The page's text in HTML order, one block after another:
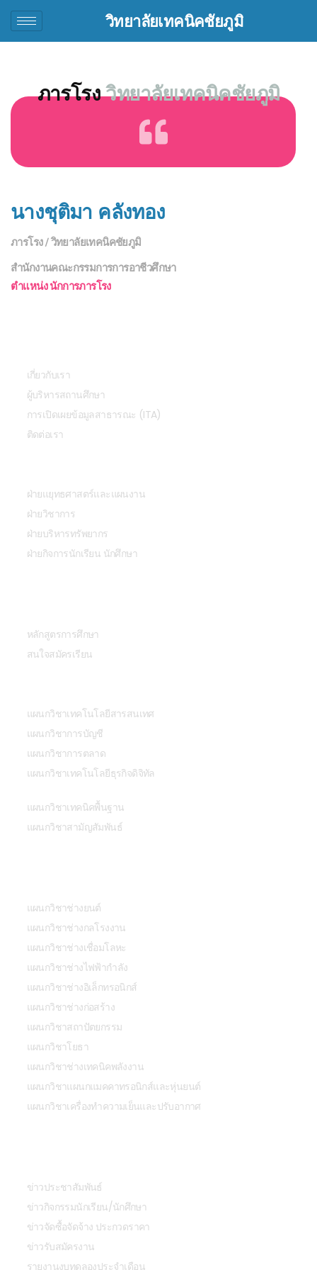
วิทยาลัยเทคนิคชัยภูมิ
ภารโรง วิทยาลัยเทคนิคชัยภูมิ
นางชุติมา คลังทอง
ภารโรง / วิทยาลัยเทคนิคชัยภูมิ
สำนักงานคณะกรรมการการอาชีวศึกษา
ตำแหน่ง นักการภารโรง
เกี่ยวกับเรา
ผู้บริหารสถานศึกษา
การเปิดเผยข้อมูลสาธารณะ (ITA)
ติดต่อเรา
ฝ่ายแยุทธศาสตร์และแผนงาน
ฝ่ายวิชาการ
ฝ่ายบริหารทรัพยากร
ฝ่ายกิจการนักเรียน นักศึกษา
หลักสูตรการศึกษา
สนใจสมัครเรียน
แผนกวิชาเทคโนโลยีสารสนเทศ
แผนกวิชาการบัญชี
แผนกวิชาการตลาด
แผนกวิชาเทคโนโลยีธุรกิจดิจิทัล
แผนกวิชาเทคนิคพื้นฐาน
แผนกวิชาสามัญสัมพันธ์
แผนกวิชาช่างยนต์
แผนกวิชาช่างกลโรงงาน
แผนกวิชาช่างเชื่อมโลหะ
แผนกวิชาช่างไฟฟ้ากำลัง
แผนกวิชาช่างอิเล็กทรอนิกส์
แผนกวิชาช่างก่อสร้าง
แผนกวิชาสถาปัตยกรรม
แผนกวิชาโยธา
แผนกวิชาช่างเทคนิคพลังงาน
แผนกวิชาแผนกแมคคาทรอนิกส์และหุ่นยนต์
แผนกวิชาเครื่องทำความเย็นและปรับอากาศ
ข่าวประชาสัมพันธ์
ข่าวกิจกรรมนักเรียน/นักศึกษา
ข่าวจัดซื้อจัดจ้าง ประกวดราคา
ข่าวรับสมัครงาน
รายงานงบทดลองประจำเดือน